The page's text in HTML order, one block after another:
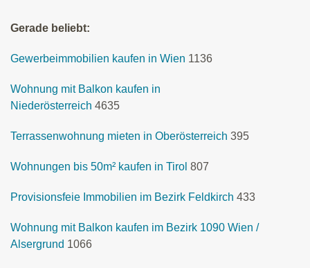
Gerade beliebt:
Gewerbeimmobilien kaufen in Wien 1136
Wohnung mit Balkon kaufen in
Niederösterreich 4635
Terrassenwohnung mieten in Oberösterreich 395
Wohnungen bis 50m² kaufen in Tirol 807
Provisionsfeie Immobilien im Bezirk Feldkirch 433
Wohnung mit Balkon kaufen im Bezirk 1090 Wien /
Alsergrund 1066